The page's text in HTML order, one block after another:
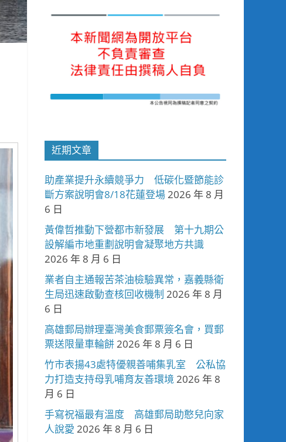
近期文章
助產業提升永續競爭力 低碳化暨節能診
斷方案說明會8/18花蓮登場2026 年 8 月
6 日
黃偉哲推動下營都市新發展 第十九期公
設解編市地重劃說明會凝聚地方共識
2026 年 8 月 6 日
業者自主通報苦茶油檢驗異常，嘉義縣衛
生局迅速啟動查核回收機制 2026 年 8 月
6 日
高雄郵局辦理臺灣美食郵票簽名會，買郵
票送限量車輪餅2026 年 8 月 6 日
竹市表揚43處特優親善哺集乳室 公私協
力打造支持母乳哺育友善環境2026 年 8
月 6 日
手寫祝福最有溫度 高雄郵局助憨兒向家
人說愛 2026 年 8 月 6 日